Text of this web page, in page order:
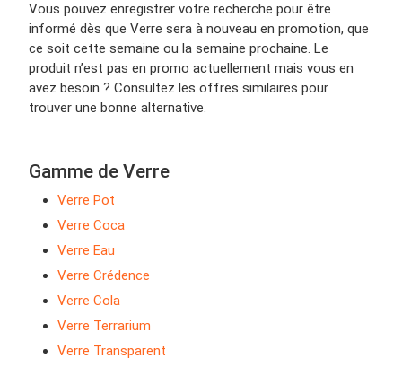
Vous pouvez enregistrer votre recherche pour être
informé dès que Verre sera à nouveau en promotion, que
ce soit cette semaine ou la semaine prochaine. Le
produit n’est pas en promo actuellement mais vous en
avez besoin ? Consultez les offres similaires pour
trouver une bonne alternative.
Gamme de Verre
Verre Pot
Verre Coca
Verre Eau
Verre Crédence
Verre Cola
Verre Terrarium
Verre Transparent